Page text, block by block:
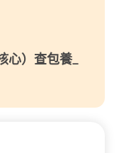
心）查包養_